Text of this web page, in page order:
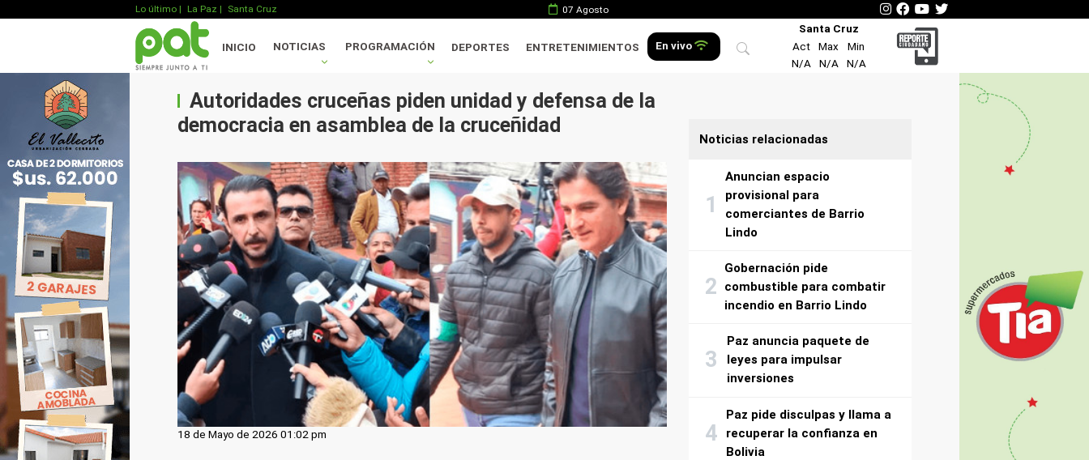
Lo último | La Paz | Santa Cruz 07 Agosto
INICIO NOTICIAS PROGRAMACIÓN DEPORTES ENTRETENIMIENTOS En vivo
Santa Cruz
Act
Max
Min
N/A
N/A N/A
Autoridades cruceñas piden unidad y defensa de la
democracia en asamblea de la cruceñidad
18 de Mayo de 2026 01:02 pm
Noticias relacionadas
Anuncian espacio
provisional para
comerciantes de Barrio
Lindo
Gobernación pide
combustible para combatir
incendio en Barrio Lindo
Paz anuncia paquete de
leyes para impulsar
inversiones
Paz pide disculpas y llama a
recuperar la confianza en
Bolivia